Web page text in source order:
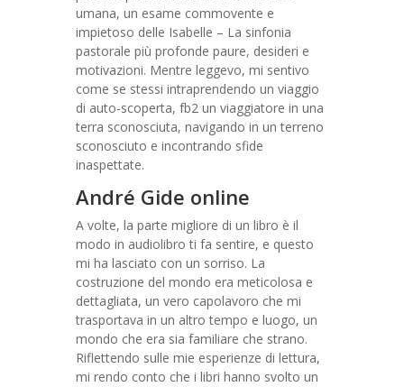
umana, un esame commovente e
impietoso delle Isabelle – La sinfonia
pastorale più profonde paure, desideri e
motivazioni. Mentre leggevo, mi sentivo
come se stessi intraprendendo un viaggio
di auto-scoperta, fb2 un viaggiatore in una
terra sconosciuta, navigando in un terreno
sconosciuto e incontrando sfide
inaspettate.
André Gide online
A volte, la parte migliore di un libro è il
modo in audiolibro ti fa sentire, e questo
mi ha lasciato con un sorriso. La
costruzione del mondo era meticolosa e
dettagliata, un vero capolavoro che mi
trasportava in un altro tempo e luogo, un
mondo che era sia familiare che strano.
Riflettendo sulle mie esperienze di lettura,
mi rendo conto che i libri hanno svolto un